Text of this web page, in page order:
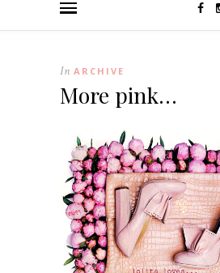
In ARCHIVE
More pink…